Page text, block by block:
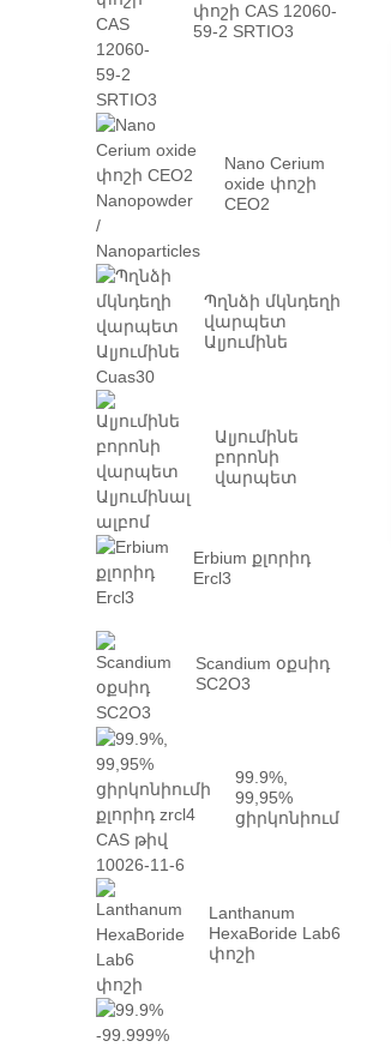
փոշի CAS 12060-
59-2 SRTIO3
Nano Cerium
oxide փոշի
CEO2
Պղնձի մկնդեղի
վարպետ
Ալյումինե
Ալյումինե
բորոնի
վարպետ
Erbium քլորիդ
Ercl3
Scandium օքսիդ
SC2O3
99.9%,
99,95%
ցիրկոնիում
Lanthanum
HexaBoride Lab6
փոշի